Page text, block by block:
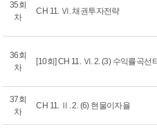
35회
차
CH 11. Ⅵ. 채권투자전략
36회
차
[10회] CH 11. Ⅵ. 2. (3) 수익률곡선
37회
차
CH 11. Ⅱ. 2. (6) 현물이자율